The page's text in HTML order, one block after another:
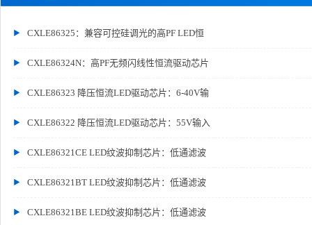
CXLE86325：兼容可控硅调光的高PF LED恒
CXLE86324N：高PF无频闪线性恒流驱动芯片
CXLE86323 降压恒流LED驱动芯片：6-40V输
CXLE86322 降压恒流LED驱动芯片：55V输入
CXLE86321CE LED纹波抑制芯片：低通滤波
CXLE86321BT LED纹波抑制芯片：低通滤波
CXLE86321BE LED纹波抑制芯片：低通滤波